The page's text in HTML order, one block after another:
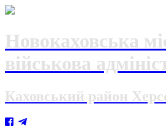
Новокаховська
військова
Каховський район